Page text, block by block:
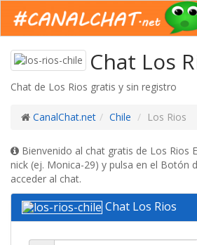
Chat Los
Chat de Los Rios gratis y sin registro
CanalChat.net Chile Los Rios
Bienvenido al chat gratis de Los Rios
nick (ej. Monica-29) y pulsa en el Botón
acceder al chat.
Chat Los Rios